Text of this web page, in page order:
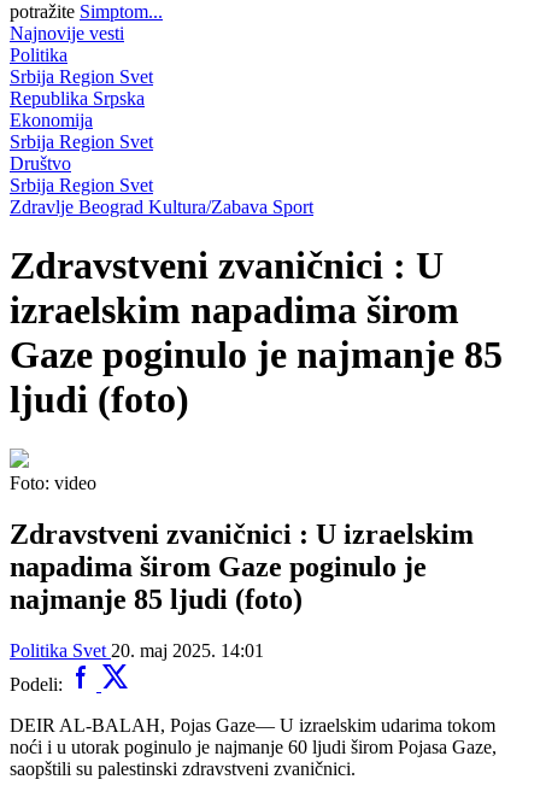
potražite Simptom...
Najnovije vesti
Politika
Srbija Region Svet
Republika Srpska
Ekonomija
Srbija Region Svet
Društvo
Srbija Region Svet
Zdravlje Beograd Kultura/Zabava Sport
Zdravstveni zvaničnici : U
izraelskim napadima širom
Gaze poginulo je najmanje 85
ljudi (foto)
Foto: video
Zdravstveni zvaničnici : U izraelskim
napadima širom Gaze poginulo je
najmanje 85 ljudi (foto)
Politika Svet 20. maj 2025. 14:01
Podeli:
DEIR AL-BALAH, Pojas Gaze— U izraelskim udarima tokom
noći i u utorak poginulo je najmanje 60 ljudi širom Pojasa Gaze,
saopštili su palestinski zdravstveni zvaničnici.